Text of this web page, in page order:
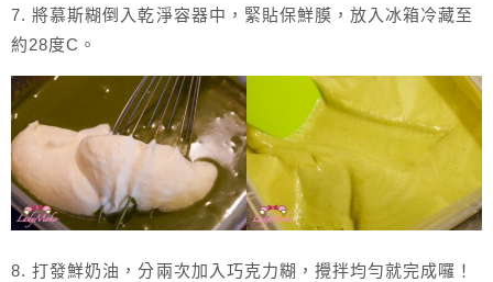
7. 將慕斯糊倒入乾淨容器中，緊貼保鮮膜，放入冰箱冷藏至
約28度C。
8. 打發鮮奶油，分兩次加入巧克力糊，攪拌均勻就完成囉！